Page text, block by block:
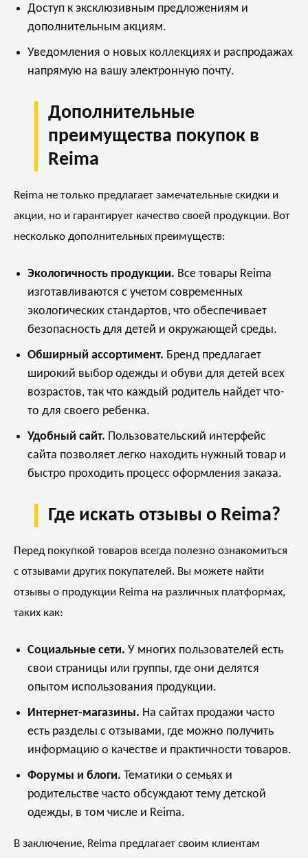
Доступ к эксклюзивным предложениям и
дополнительным акциям.
Уведомления о новых коллекциях и распродажах
напрямую на вашу электронную почту.
Дополнительные
преимущества покупок в
Reima
Reima не только предлагает замечательные скидки и
акции, но и гарантирует качество своей продукции. Вот
несколько дополнительных преимуществ:
Экологичность продукции. Все товары Reima
изготавливаются с учетом современных
экологических стандартов, что обеспечивает
безопасность для детей и окружающей среды.
Обширный ассортимент. Бренд предлагает
широкий выбор одежды и обуви для детей всех
возрастов, так что каждый родитель найдет что-
то для своего ребенка.
Удобный сайт. Пользовательский интерфейс
сайта позволяет легко находить нужный товар и
быстро проходить процесс оформления заказа.
Где искать отзывы о Reima?
Перед покупкой товаров всегда полезно ознакомиться
с отзывами других покупателей. Вы можете найти
отзывы о продукции Reima на различных платформах,
таких как:
Социальные сети. У многих пользователей есть
свои страницы или группы, где они делятся
опытом использования продукции.
Интернет-магазины. На сайтах продажи часто
есть разделы с отзывами, где можно получить
информацию о качестве и практичности товаров.
Форумы и блоги. Тематики о семьях и
родительстве часто обсуждают тему детской
одежды, в том числе и Reima.
В заключение, Reima предлагает своим клиентам